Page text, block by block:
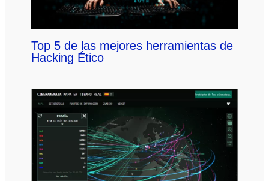
Top 5 de las mejores herramientas de
Hacking Ético